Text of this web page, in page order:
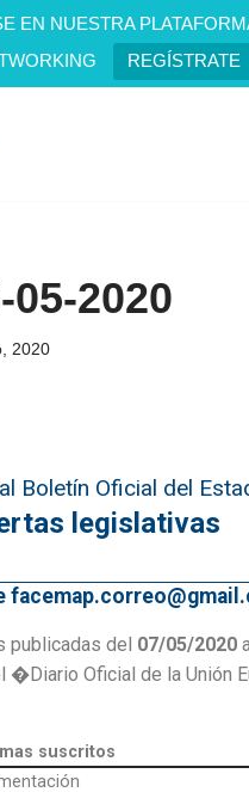
EN NUESTRA
REGÍSTRATE
05-2020
2020
Boletín Oficial del
legislativas
del 07/05/2020
�Diario Oficial de la Unión
suscritos